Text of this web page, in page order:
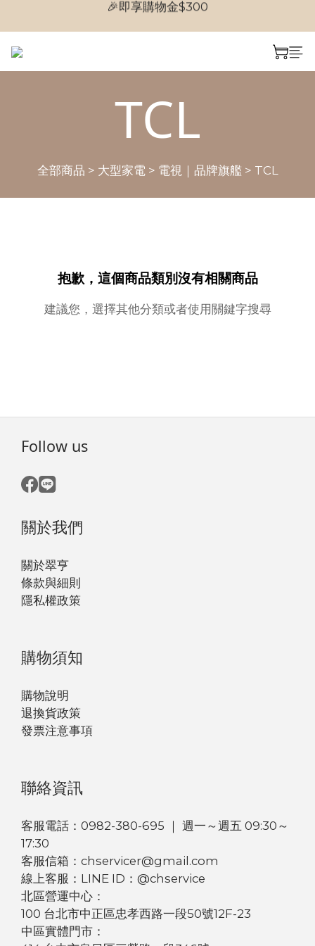
🎉首次加入會員
🎉首次加入會員
TCL
全部商品 > 大型家電> 電視｜品牌旗艦 > TCL
抱歉，這個商品類別沒有相關商品
建議您，選擇其他分類或者使用關鍵字搜尋
Follow us
關於我們
關於翠亨
條款與細則
隱私權政策
購物須知
購物說明
退換貨政策
發票注意事項
聯絡資訊
客服電話：0982-380-695 ｜ 週一～週五 09:30～
17:30
客服信箱：chservicer@gmail.com
線上客服：LINE ID：@chservice
北區營運中心：
100 台北市中正區忠孝西路一段50號12F-23
中區實體門市：